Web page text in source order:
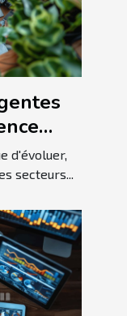
d'évoluer,
secteurs...